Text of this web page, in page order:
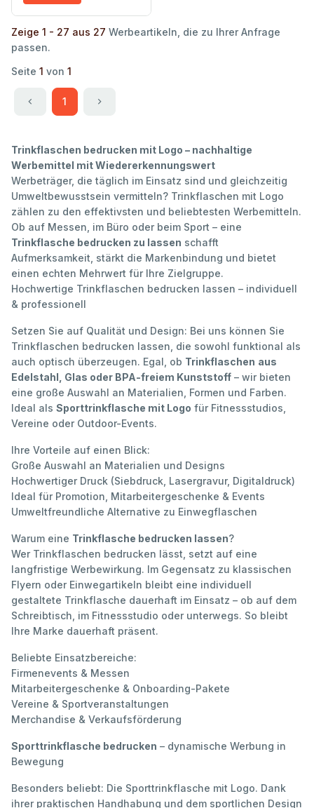
Zeige 1 - 27 aus 27 Werbeartikeln, die zu Ihrer Anfrage
passen.
Seite 1 von 1
1
Trinkflaschen bedrucken mit Logo – nachhaltige
Werbemittel mit Wiedererkennungswert
Werbeträger, die täglich im Einsatz sind und gleichzeitig
Umweltbewusstsein vermitteln? Trinkflaschen mit Logo
zählen zu den effektivsten und beliebtesten Werbemitteln.
Ob auf Messen, im Büro oder beim Sport – eine
Trinkflasche bedrucken zu lassen schafft
Aufmerksamkeit, stärkt die Markenbindung und bietet
einen echten Mehrwert für Ihre Zielgruppe.
Hochwertige Trinkflaschen bedrucken lassen – individuell
& professionell
Setzen Sie auf Qualität und Design: Bei uns können Sie
Trinkflaschen bedrucken lassen, die sowohl funktional als
auch optisch überzeugen. Egal, ob Trinkflaschen aus
Edelstahl, Glas oder BPA-freiem Kunststoff – wir bieten
eine große Auswahl an Materialien, Formen und Farben.
Ideal als Sporttrinkflasche mit Logo für Fitnessstudios,
Vereine oder Outdoor-Events.
Ihre Vorteile auf einen Blick:
Große Auswahl an Materialien und Designs
Hochwertiger Druck (Siebdruck, Lasergravur, Digitaldruck)
Ideal für Promotion, Mitarbeitergeschenke & Events
Umweltfreundliche Alternative zu Einwegflaschen
Warum eine Trinkflasche bedrucken lassen?
Wer Trinkflaschen bedrucken lässt, setzt auf eine
langfristige Werbewirkung. Im Gegensatz zu klassischen
Flyern oder Einwegartikeln bleibt eine individuell
gestaltete Trinkflasche dauerhaft im Einsatz – ob auf dem
Schreibtisch, im Fitnessstudio oder unterwegs. So bleibt
Ihre Marke dauerhaft präsent.
Beliebte Einsatzbereiche:
Firmenevents & Messen
Mitarbeitergeschenke & Onboarding-Pakete
Vereine & Sportveranstaltungen
Merchandise & Verkaufsförderung
Sporttrinkflasche bedrucken – dynamische Werbung in
Bewegung
Besonders beliebt: Die Sporttrinkflasche mit Logo. Dank
ihrer praktischen Handhabung und dem sportlichen Design